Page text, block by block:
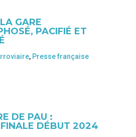
GARE
PACIFIÉ ET
, Presse française
DE PAU :
DÉBUT 2024